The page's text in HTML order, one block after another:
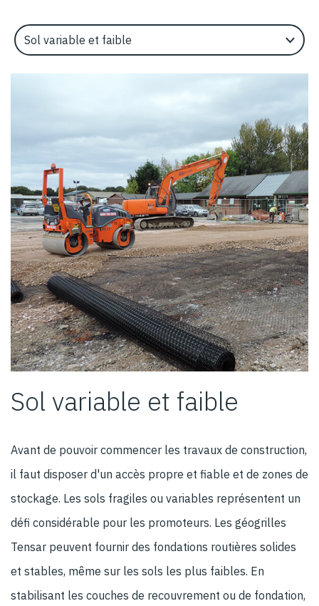
Select an Application Feature
Sol variable et faible
Avant de pouvoir commencer les travaux de construction,
il faut disposer d'un accès propre et fiable et de zones de
stockage. Les sols fragiles ou variables représentent un
défi considérable pour les promoteurs. Les géogrilles
Tensar peuvent fournir des fondations routières solides
et stables, même sur les sols les plus faibles. En
stabilisant les couches de recouvrement ou de fondation,